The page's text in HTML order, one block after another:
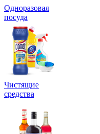
Одноразовая
посуда
Чистящие
средства